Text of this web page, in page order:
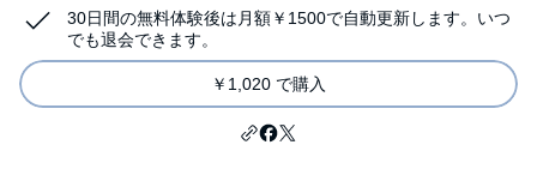
30日間の無料体験後は月額￥1500で自動更新します。いつ
でも退会できます。
￥1,020 で購入